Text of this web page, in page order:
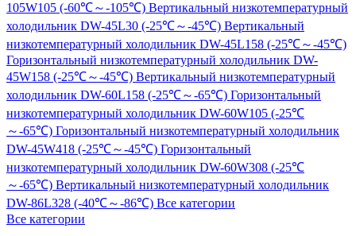
105W105 (-60℃～-105℃) Вертикальный низкотемпературный
холодильник DW-45L30 (-25℃～-45℃) Вертикальный
низкотемпературный холодильник DW-45L158 (-25℃～-45℃)
Горизонтальный низкотемпературный холодильник DW-
45W158 (-25℃～-45℃) Вертикальный низкотемпературный
холодильник DW-60L158 (-25℃～-65℃) Горизонтальный
низкотемпературный холодильник DW-60W105 (-25℃
～-65℃) Горизонтальный низкотемпературный холодильник
DW-45W418 (-25℃～-45℃) Горизонтальный
низкотемпературный холодильник DW-60W308 (-25℃
～-65℃) Вертикальный низкотемпературный холодильник
DW-86L328 (-40℃～-86℃) Все категории
Все категории